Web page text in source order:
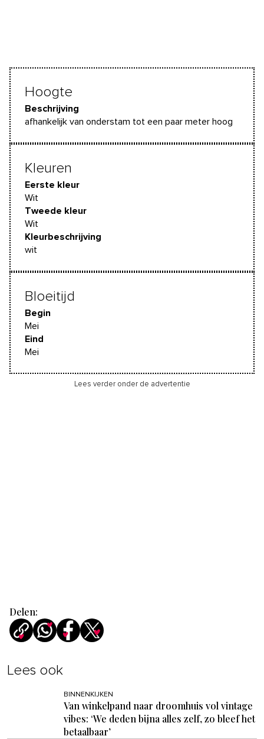
Hoogte
Beschrijving
afhankelijk van onderstam tot een paar meter hoog
Kleuren
Eerste kleur
Wit
Tweede kleur
Wit
Kleurbeschrijving
wit
Bloeitijd
Begin
Mei
Eind
Mei
Lees verder onder de advertentie
Delen:
Lees ook
BINNENKIJKEN
Van winkelpand naar droomhuis vol vintage
vibes: ‘We deden bijna alles zelf, zo bleef het
betaalbaar’